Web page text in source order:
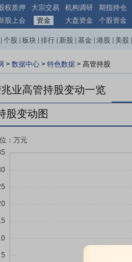
权质押 大宗交易 机构调研 期指持仓
股上会 资金 大盘资金 个股资金
个股 板块 排行 新股 基金 港股 美股
> 数据中心 > 特色数据 > 高管持股
业高管持股变动一览
股变动图